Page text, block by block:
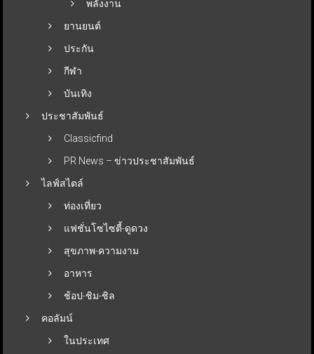
พลังงาน
ยานยนต์
ประกัน
กีฬา
บันเทิง
ประชาสัมพันธ์
Classicfind
PR News – ข่าวประชาสัมพันธ์
ไลฟ์สไตล์
ท่องเที่ยว
แฟชั่นโซไซตี้-ดูดวง
สุขภาพ-ความงาม
อาหาร
ช้อป-ชิม-ชิล
คอลัมน์
ในประเทศ